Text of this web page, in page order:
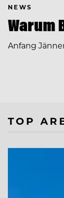
NEWS
Warum
Anfang
TOP